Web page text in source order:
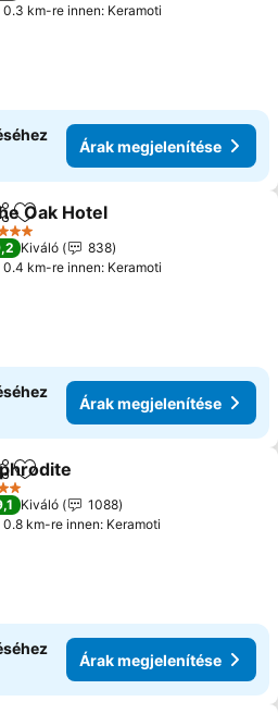
0.3 km-re innen: Keramoti
Árak megjelenítése
Hozzáadás a kedvencekhez
Oak Hotel
Kiváló
838
0.4 km-re innen: Keramoti
Árak megjelenítése
Hozzáadás a kedvencekhez
Kiváló
1088
0.8 km-re innen: Keramoti
Árak megjelenítése